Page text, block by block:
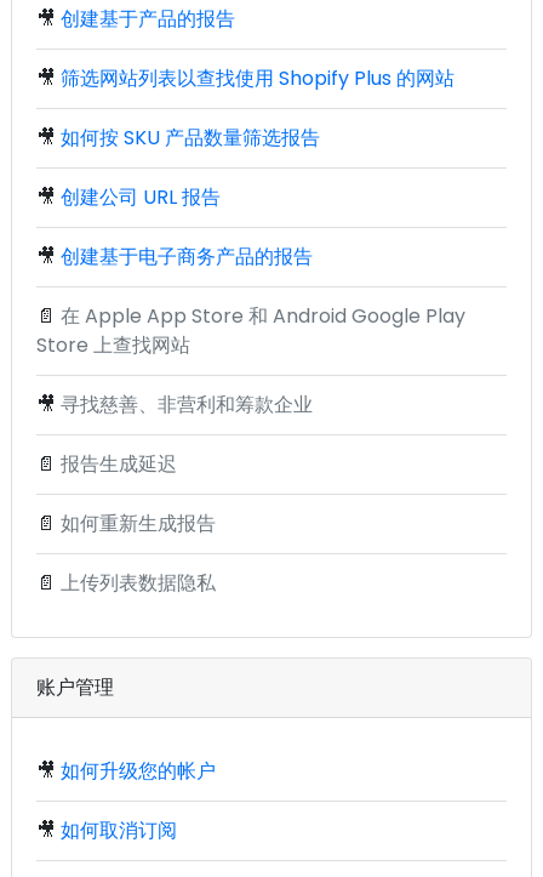
🎥 创建基于产品的报告
🎥 筛选网站列表以查找使用 Shopify Plus 的网站
🎥 如何按 SKU 产品数量筛选报告
🎥 创建公司 URL 报告
🎥 创建基于电子商务产品的报告
📄 在 Apple App Store 和 Android Google Play
Store 上查找网站
🎥 寻找慈善、非营利和筹款企业
📄 报告生成延迟
📄 如何重新生成报告
📄 上传列表数据隐私
账户管理
🎥 如何升级您的帐户
🎥 如何取消订阅